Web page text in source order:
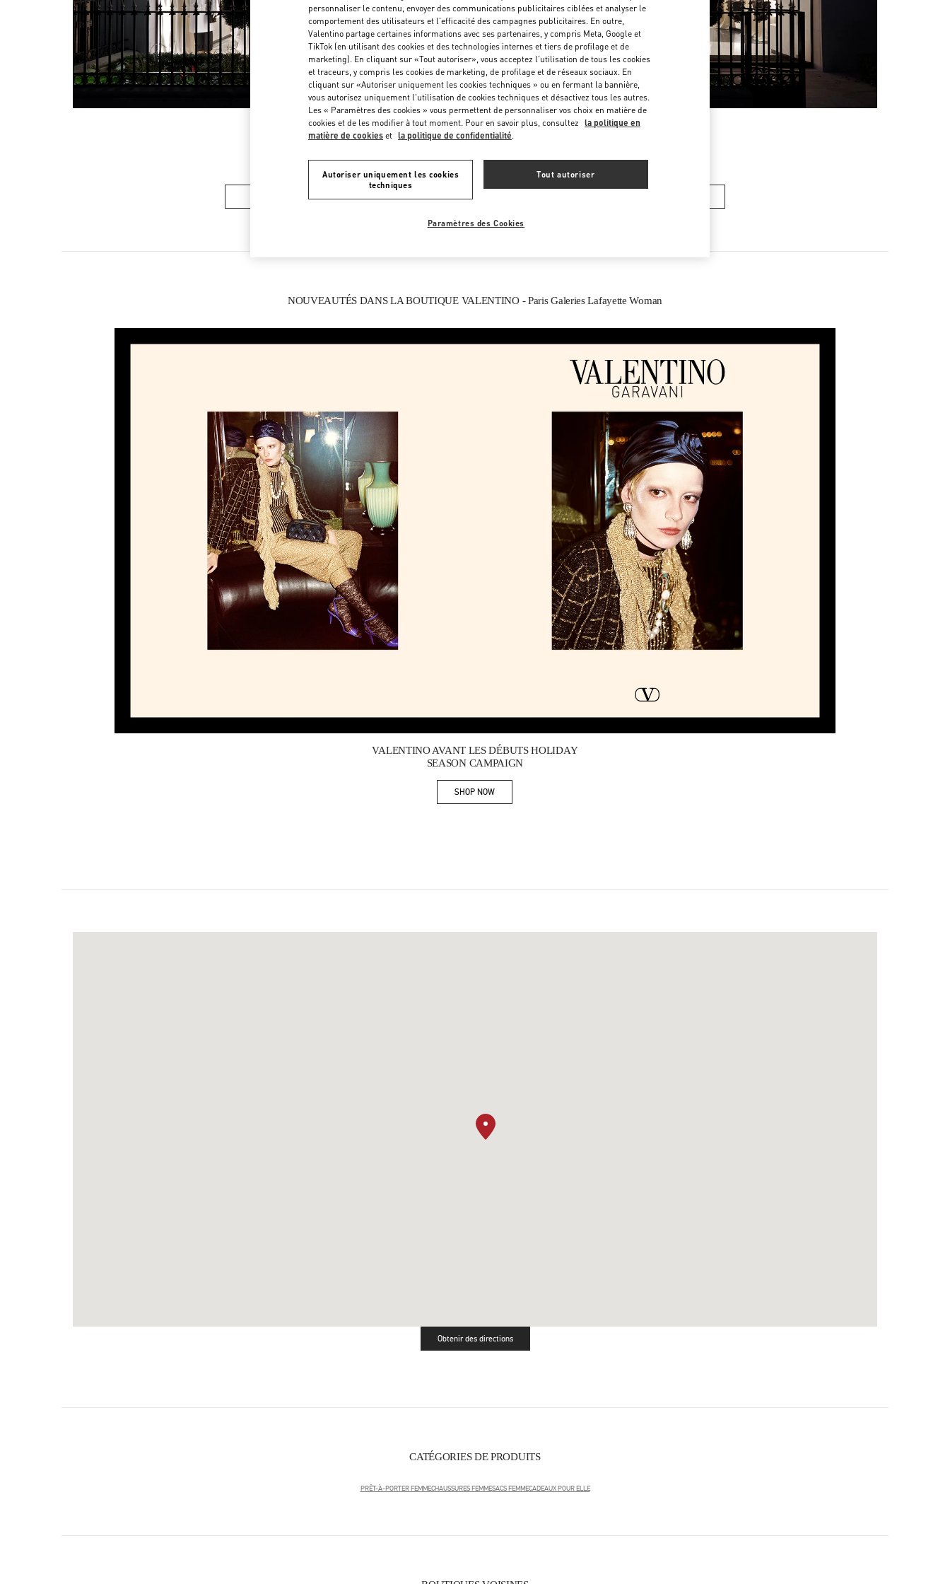
Vendredi
10:00 AM-8:30 PM
Samedi
11:00 AM-8:00 PM
NOUVEAUTÉS DANS LA BOUTIQUE VALENTINO - Paris Galeries Lafayette Woman
Link Opens in New Tab
VALENTINO AVANT LES DÉBUTS HOLIDAY
SEASON CAMPAIGN
SHOP NOWLink Opens in New Tab
Obtenir des directionsLink Opens in New Tab
CATÉGORIES DE PRODUITS
PRÊT-À-PORTER FEMMECHAUSSURES FEMMESACS FEMMECADEAUX POUR ELLE
personnaliser le contenu, envoyer des communications publicitaires ciblées et analyser le
comportement des utilisateurs et l'efficacité des campagnes publicitaires. En outre,
Valentino partage certaines informations avec ses partenaires, y compris Meta, Google et
TikTok (en utilisant des cookies et des technologies internes et tiers de profilage et de
marketing). En cliquant sur «Tout autoriser», vous acceptez l'utilisation de tous les cookies
et traceurs, y compris les cookies de marketing, de profilage et de réseaux sociaux. En
cliquant sur «Autoriser uniquement les cookies techniques » ou en fermant la bannière,
vous autorisez uniquement l'utilisation de cookies techniques et désactivez tous les autres.
Les « Paramètres des cookies » vous permettent de personnaliser vos choix en matière de
cookies et de les modifier à tout moment. Pour en savoir plus, consultez la politique en
matière de cookies et la politique de confidentialité.
Autoriser uniquement les cookies
techniques
Tout autoriser
Paramètres des Cookies